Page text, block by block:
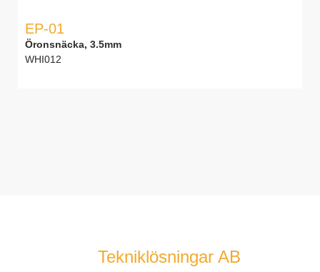
EP-01
Öronsnäcka, 3.5mm
WHI012
Tekniklösningar AB